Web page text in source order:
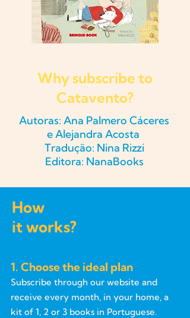
Why subscribe to
Catavento?
Autoras: Ana Palmero Cáceres
eAlejandra Acosta
Tradução: Nina Rizzi
Editora: NanaBooks
How
it works?
1. Choose the ideal plan
Subscribe through our website and
receive every month, in your home, a
kit of 1, 2 or 3 books in Portuguese.